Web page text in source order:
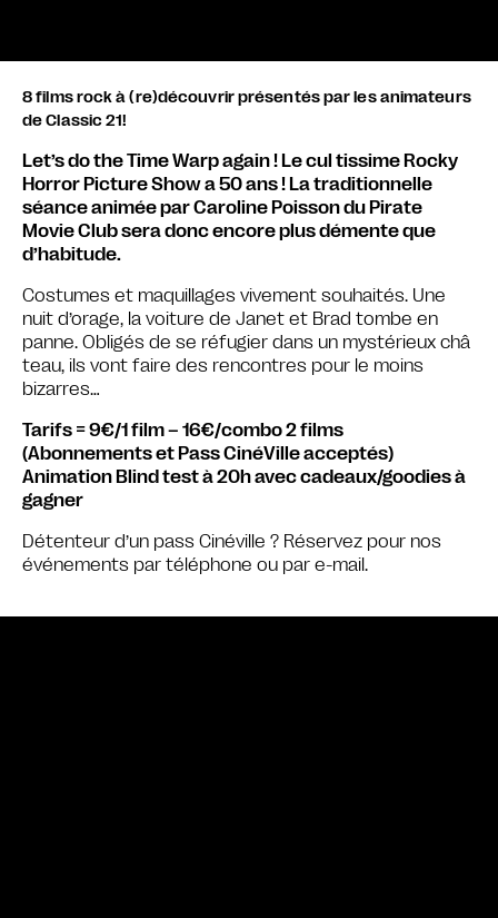
8 films rock à (re)découvrir présentés par les animateurs
de Classic 21!
Let’s do the Time Warp again ! Le cul tissime Rocky
Horror Picture Show a 50 ans ! La traditionnelle
séance animée par Caroline Poisson du Pirate
Movie Club sera donc encore plus démente que
d’habitude.
Costumes et maquillages vivement souhaités. Une
nuit d’orage, la voiture de Janet et Brad tombe en
panne. Obligés de se réfugier dans un mystérieux châ
teau, ils vont faire des rencontres pour le moins
bizarres…
Tarifs = 9€/1 film – 16€/combo 2 films
(Abonnements et Pass CinéVille acceptés)
Animation Blind test à 20h avec cadeaux/goodies à
gagner
Détenteur d’un pass Cinéville ? Réservez pour nos
événements par téléphone ou par e-mail.